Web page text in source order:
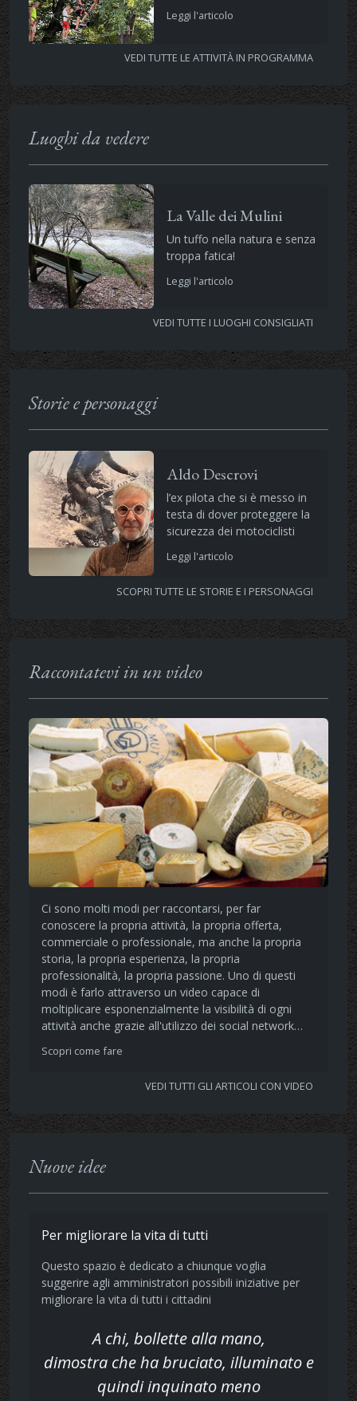
Leggi l'articolo
VEDI TUTTE LE ATTIVITÀ IN PROGRAMMA
Luoghi da vedere
La Valle dei Mulini
Un tuffo nella natura e senza
troppa fatica!
Leggi l'articolo
VEDI TUTTE I LUOGHI CONSIGLIATI
Storie e personaggi
Aldo Descrovi
l’ex pilota che si è messo in
testa di dover proteggere la
sicurezza dei motociclisti
Leggi l'articolo
SCOPRI TUTTE LE STORIE E I PERSONAGGI
Raccontatevi in un video
Ci sono molti modi per raccontarsi, per far
conoscere la propria attività, la propria offerta,
commerciale o professionale, ma anche la propria
storia, la propria esperienza, la propria
professionalità, la propria passione. Uno di questi
modi è farlo attraverso un video capace di
moltiplicare esponenzialmente la visibilità di ogni
attività anche grazie all'utilizzo dei social network…
Scopri come fare
VEDI TUTTI GLI ARTICOLI CON VIDEO
Nuove idee
Per migliorare la vita di tutti
Questo spazio è dedicato a chiunque voglia
suggerire agli amministratori possibili iniziative per
migliorare la vita di tutti i cittadini
A chi, bollette alla mano,
dimostra che ha bruciato, illuminato e
quindi inquinato meno